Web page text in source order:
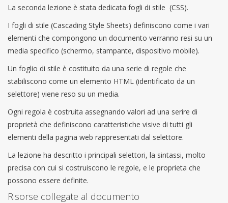
La seconda lezione è stata dedicata fogli di stile (CSS).
I fogli di stile (Cascading Style Sheets) definiscono come i vari
elementi che compongono un documento verranno resi su un
media specifico (schermo, stampante, dispositivo mobile).
Un foglio di stile è costituito da una serie di regole che
stabiliscono come un elemento HTML (identificato da un
selettore) viene reso su un media.
Ogni regola è costruita assegnando valori ad una serire di
proprietà che definiscono caratteristiche visive di tutti gli
elementi della pagina web rappresentati dal selettore.
La lezione ha descritto i principali selettori, la sintassi, molto
precisa con cui si costruiscono le regole, e le proprieta che
possono essere definite.
Risorse collegate al documento